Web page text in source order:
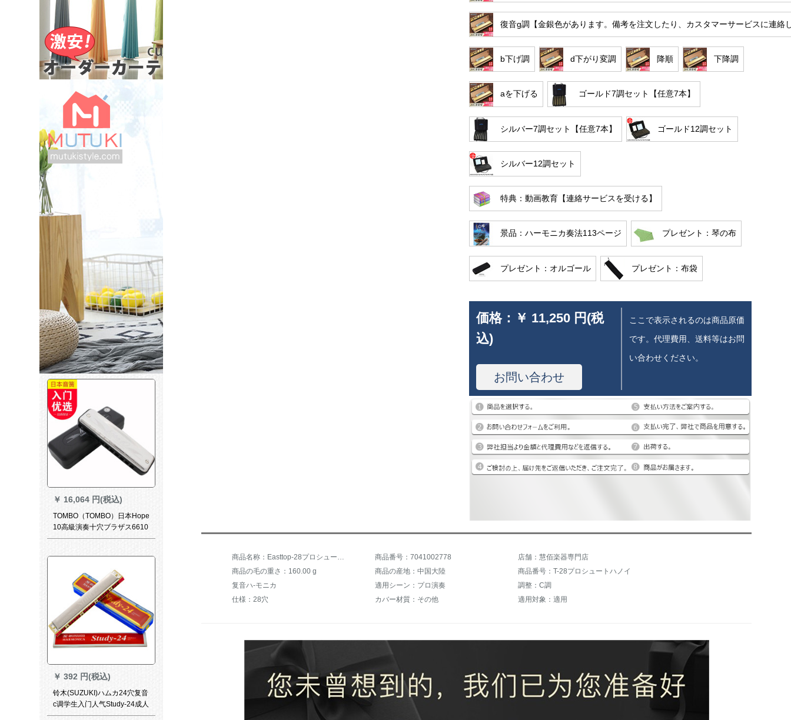
￥ 16,064 円(税込)
TOMBO（TOMBO）日本Hope
10高級演奏十穴ブラザス6610
シーズス調律全6610長调クラ
￥ 392 円(税込)
铃木(SUZUKI)ハムカ24穴复音
c调学生入门人气Study-24成人
自学演奏器【Studiy-24】A调
復音g調【金銀色があります。備考を注文したり、カスタマーサービスに連絡
b下げ調 d下がり変調 降順 下降調
aを下げる ゴールド7調セット【任意7本】
シルバー7調セット【任意7本】 ゴールド12調セット
シルバー12調セット
特典：動画教育【連絡サービスを受ける】
景品：ハーモニカ奏法113ページ プレゼント：琴の布
プレゼント：オルゴール プレゼント：布袋
価格： ￥ 11,250 円(税
込)
お問い合わせ
ここで表示されるのは商品原価
です。代理費用、送料等はお問
い合わせください。
商品名称：Easttop-28プロシュートハノイ 商品番号：7041002778
店舗：慧佰楽器専門店
商品の毛の重さ：160.00 g
商品の産地：中国大陸
商品番号：T-28プロシュートハノイ
复音ハ-モニカ
適用シーン：プロ演奏
調整：C調
仕様：28穴
カバー材質：その他 適用対象：適用